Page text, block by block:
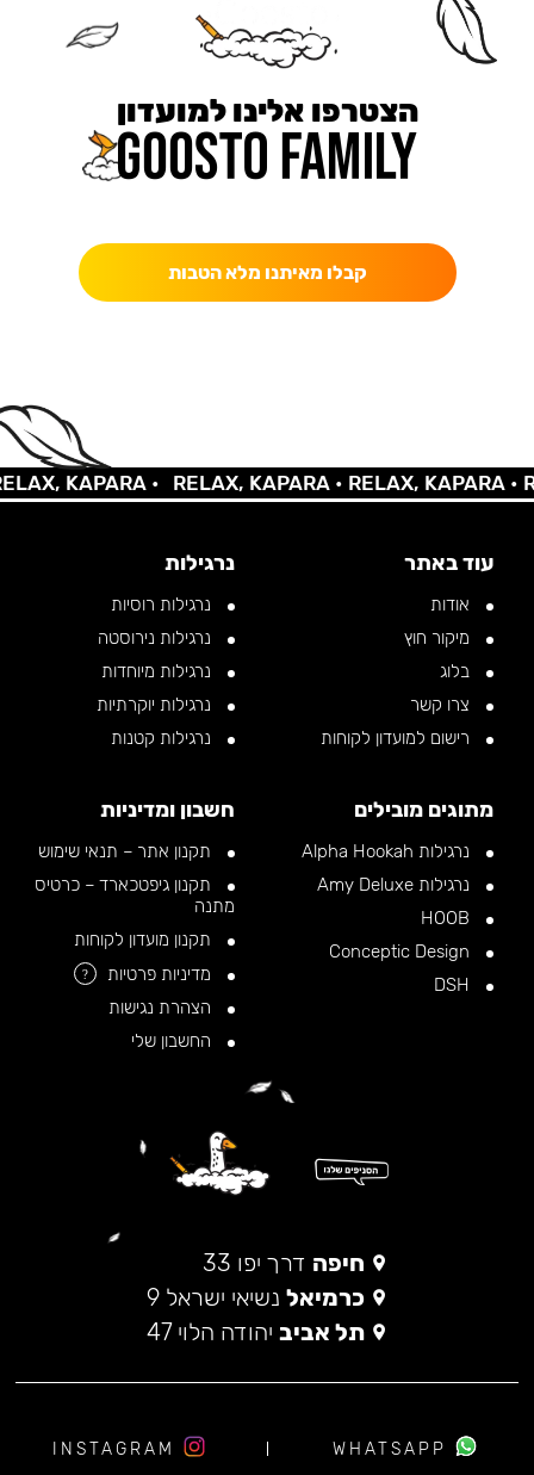
הצטרפו אלינו למועדון
קבלו מאיתנו מלא הטבות
KAPARA • RELAX, KAPARA •RELAX, KAPARA •
עוד באתר
אודות
מיקור חוץ
בלוג
צרו קשר
רישום למועדון לקוחות
נרגילות
נרגילות רוסיות
נרגילות נירוסטה
נרגילות מיוחדות
נרגילות יוקרתיות
נרגילות קטנות
מתוגים מובילים
נרגילות Alpha Hookah
נרגילות Amy Deluxe
חשבון ומדיניות
תקנון אתר – תנאי שימוש
תקנון גיפטכארד – כרטיס
מתנה
תקנון מועדון לקוחות
מדיניות פרטיות
?
הצהרת נגישות
החשבון שלי
חיפה דרך יפו 33
כרמיאל נשיאי ישראל 9
תל אביב יהודה הלוי 47
WHATSAPP
INSTAGRAM